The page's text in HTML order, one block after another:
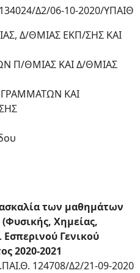
Δ2/06-10-2020/ΥΠΑΙΘ
Δ/ΘΜΙΑΣ ΕΚΠ/ΣΗΣ ΚΑΙ
Π/ΘΜΙΑΣ ΚΑΙ Δ/ΘΜΙΑΣ
ΚΑΙ
των μαθημάτων
Χημείας,
Εσπερινού Γενικού
2020-2021
124708/Δ2/21-09-2020